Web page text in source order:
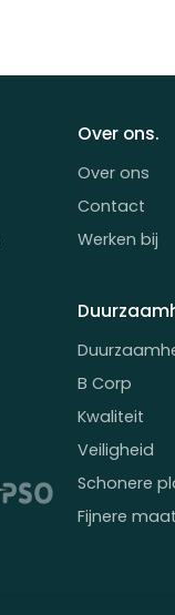
Over ons.
Over ons
Contact
Werken bij
B Corp
Kwaliteit
Veiligheid
Schonere
Fijnere